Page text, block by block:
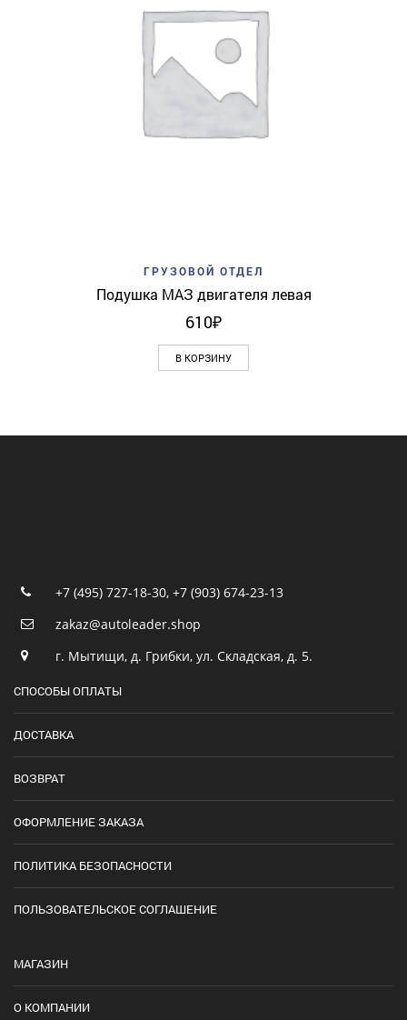
ГРУЗОВОЙ ОТДЕЛ
Подушка МАЗ двигателя левая
610₽
В КОРЗИНУ
+7 (495) 727-18-30, +7 (903) 674-23-13
zakaz@autoleader.shop
г. Мытищи, д. Грибки, ул. Складская, д. 5.
СПОСОБЫ ОПЛАТЫ
ДОСТАВКА
ВОЗВРАТ
ОФОРМЛЕНИЕ ЗАКАЗА
ПОЛИТИКА БЕЗОПАСНОСТИ
ПОЛЬЗОВАТЕЛЬСКОЕ СОГЛАШЕНИЕ
МАГАЗИН
О КОМПАНИИ